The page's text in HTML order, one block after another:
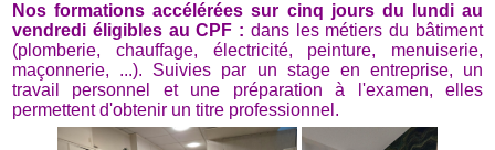
Nos formations accélérées sur cinq jours du lundi au
vendredi éligibles au CPF : dans les métiers du bâtiment
(plomberie, chauffage, électricité, peinture, menuiserie,
maçonnerie, ...). Suivies par un stage en entreprise, un
travail personnel et une préparation à l'examen, elles
permettent d'obtenir un titre professionnel.